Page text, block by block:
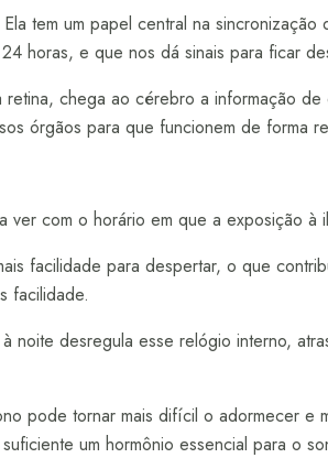
tem um papel central na
horas, e que nos dá sinais para ficar
chega ao cérebro a informação
órgãos para que funcionem de forma
ver com o horário em que a exposição à
facilidade para despertar, o que
facilidade.
noite desregula esse relógio interno,
pode tornar mais difícil o adormecer e
um hormônio essencial para o